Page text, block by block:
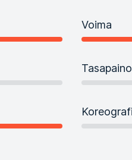
Voima
Tasapaino